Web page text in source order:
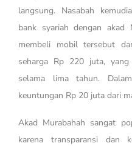
langsung. Nasabah
bank syariah dengan akad
membeli mobil tersebut
seharga Rp 220 juta, yang
selama lima tahun.
keuntungan Rp 20 juta dari
Akad Murabahah sangat
karena transparansi dan